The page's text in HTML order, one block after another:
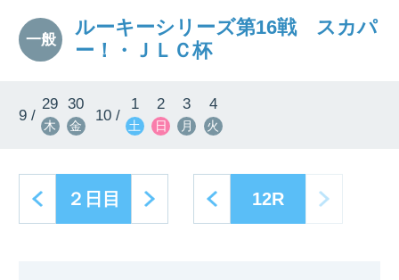
一般
ルーキーシリーズ第16戦 スカパ
ー！・ＪＬＣ杯
9 /
29
木
30
金
10 /
1
土
2
日
3
月
4
火
２日目
next prev 12R
next